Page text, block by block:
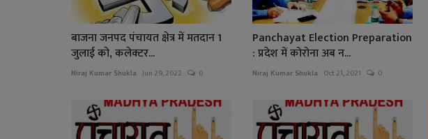
बाजना जनपद पंचायत क्षेत्र में मतदान 1
जुलाई को, कलेक्टर...
Niraj Kumar Shukla Jun 29, 2022 0
Panchayat Election Preparation
: प्रदेश में कोरोना अब न...
Niraj Kumar Shukla Oct 21, 2021 0